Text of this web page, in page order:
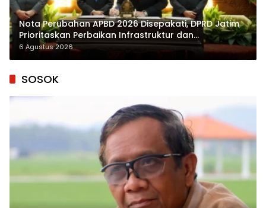
Nota Perubahan APBD 2026 Disepakati, DPRD Jatim
Prioritaskan Perbaikan Infrastruktur dan
Penyelesaian TPG
6 Agustus 2026
SOSOK